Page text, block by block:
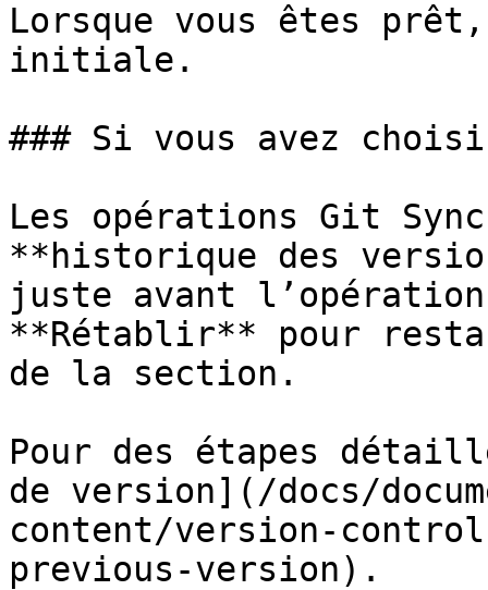
Lorsque vous êtes
initiale.
### Si vous avez
Les opérations Git
**historique des
juste avant
**Rétablir** pour
de la section.
Pour des étapes
de version](/docs/
content/version-
previous-version).